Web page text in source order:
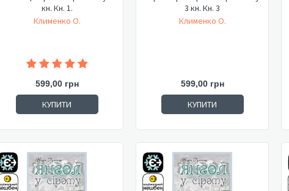
кн. Кн. 1.
Клименко О.
599,00 грн
КУПИТИ
3 кн. Кн. 3
Клименко О.
599,00 грн
КУПИТИ